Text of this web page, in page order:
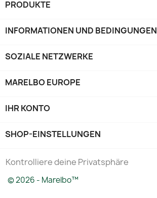
PRODUKTE
INFORMATIONEN UND BEDINGUNGEN
SOZIALE NETZWERKE
MARELBO EUROPE
IHR KONTO
SHOP-EINSTELLUNGEN
Kontrolliere deine Privatsphäre
© 2026 - Marelbo™